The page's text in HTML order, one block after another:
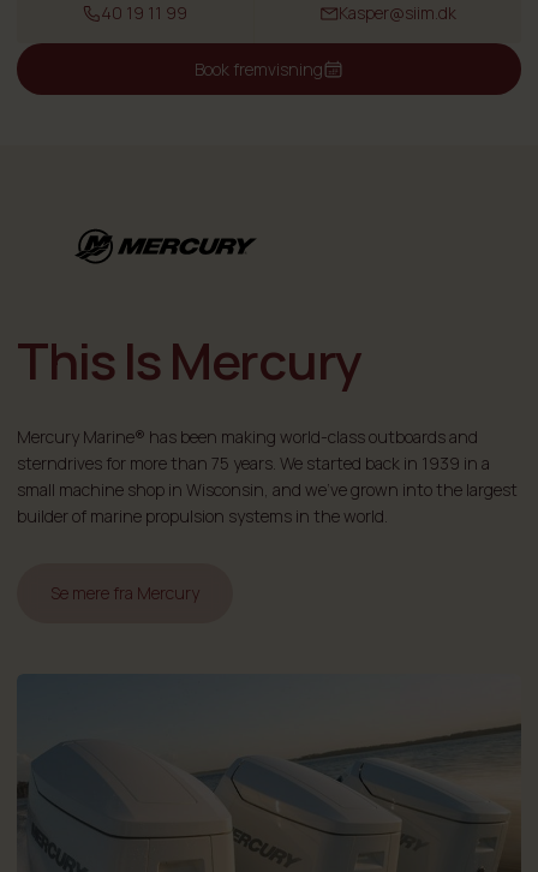
40 19 11 99 Kasper@siim.dk
Book fremvisning
This Is Mercury
Mercury Marine® has been making world-class outboards and
sterndrives for more than 75 years. We started back in 1939 in a
small machine shop in Wisconsin, and we've grown into the largest
builder of marine propulsion systems in the world.
Se mere fra Mercury